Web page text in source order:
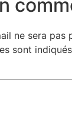
ne sera pas
sont